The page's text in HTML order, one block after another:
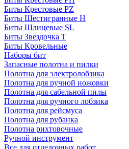
Биты Крестовые PZ
Биты Шестигранные H
Биты Шлицевые SL
Биты Звездочка T
Биты Кровельные
Наборы бит
Запасные полотна и пилки
Полотна для электролобзика
Полотна для ручной ножовки
Полотна для сабельной пилы
Полотна для ручного лобзика
Полотна для рейсмуса
Полотна для рубанка
Полотна рихтовочные
Ручной инструмент
Все для отделочных работ